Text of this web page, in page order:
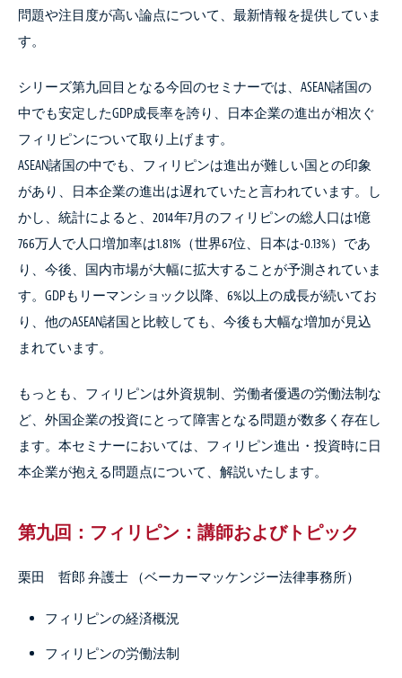
問題や注目度が高い論点について、最新情報を提供していま
す。
シリーズ第九回目となる今回のセミナーでは、ASEAN諸国の
中でも安定したGDP成長率を誇り、日本企業の進出が相次ぐ
フィリピンについて取り上げます。
ASEAN諸国の中でも、フィリピンは進出が難しい国との印象
があり、日本企業の進出は遅れていたと言われています。し
かし、統計によると、2014年7月のフィリピンの総人口は1億
766万人で人口増加率は1.81%（世界67位、日本は-0.13%）であ
り、今後、国内市場が大幅に拡大することが予測されていま
す。GDPもリーマンショック以降、6%以上の成長が続いてお
り、他のASEAN諸国と比較しても、今後も大幅な増加が見込
まれています。
もっとも、フィリピンは外資規制、労働者優遇の労働法制な
ど、外国企業の投資にとって障害となる問題が数多く存在し
ます。本セミナーにおいては、フィリピン進出・投資時に日
本企業が抱える問題点について、解説いたします。
第九回：フィリピン：講師およびトピック
栗田 哲郎 弁護士 （ベーカーマッケンジー法律事務所）
フィリピンの経済概況
フィリピンの労働法制